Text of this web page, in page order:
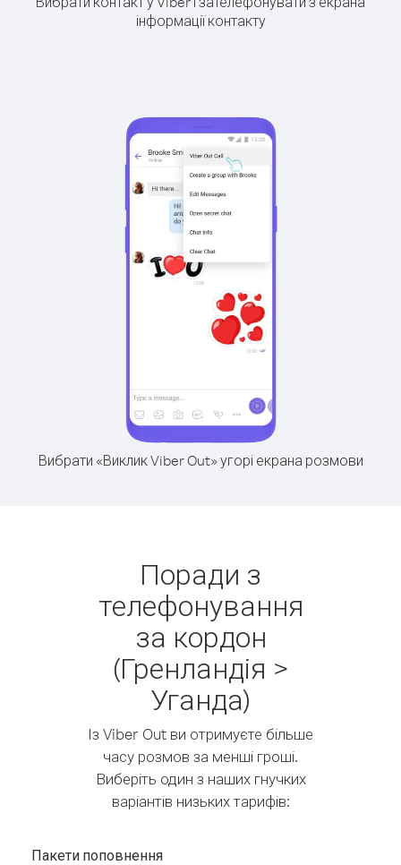
інформації контакту
Вибрати «Виклик Viber Out» угорі екрана розмови
Поради з
телефонування
за кордон
(Гренландія >
Уганда)
Із Viber Out ви отримуєте більше
часу розмов за менші гроші.
Виберіть один з наших гнучких
варіантів низьких тарифів:
Пакети поповнення